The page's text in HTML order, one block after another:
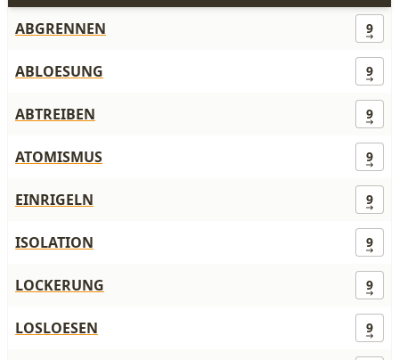
ABGRENNEN
9
ABLOESUNG 9
ABTREIBEN 9
ATOMISMUS 9
EINRIGELN 9
ISOLATION 9
LOCKERUNG 9
LOSLOESEN 9